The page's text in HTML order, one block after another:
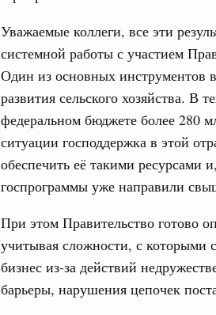
Уважаемые коллеги, все эти
системной работы с участием
Один из основных инструментов
развития сельского хозяйства. В
федеральном бюджете более 280
ситуации господдержка в этой
обеспечить её такими ресурсами
госпрограммы уже направили
При этом Правительство готово
учитывая сложности, с которыми
бизнес из-за действий
барьеры, нарушения цепочек